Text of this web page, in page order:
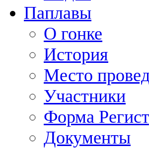
Паплавы
О гонке
История
Место
Участники
Форма
Документы